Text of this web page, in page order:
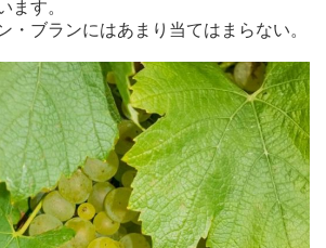
ます。
・ブランにはあまり当てはまらない。